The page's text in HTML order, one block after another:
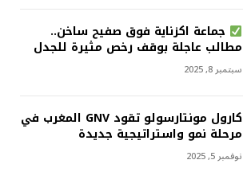
جماعة اكزناية فوق صفيح ساخن..
مطالب عاجلة بوقف رخص مثيرة للجدل
سبتمبر 8, 2025
كارول مونتارسولو تقود GNV المغرب في
مرحلة نمو واستراتيجية جديدة
نوفمبر 5, 2025